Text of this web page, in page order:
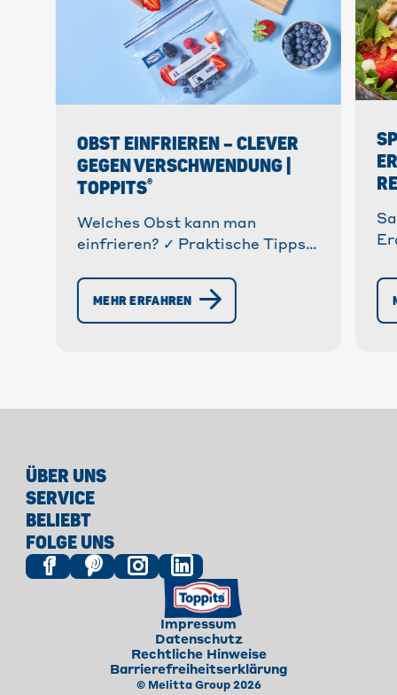
OBST EINFRIEREN – CLEVER
GEGEN VERSCHWENDUNG |
TOPPITS®
Welches Obst kann man
einfrieren? ✓ Praktische Tipps
Gemüse. ✓ Vermeide
Lebensmittelverschwendung! »
MEHR ERFAHREN
✓
ÜBER UNS
SERVICE
BELIEBT
FOLGE UNS
© Melitta Group 2026
Impressum
Datenschutz
Rechtliche Hinweise
Barrierefreiheitserklärung